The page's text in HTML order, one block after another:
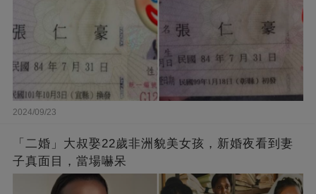
2024/09/23
「二婚」大叔娶22歲非洲貌美女孩，新婚夜看到妻
子真面目，當場嚇呆